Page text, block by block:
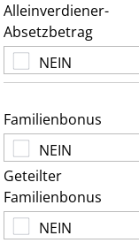
Alleinverdiener-
Absetzbetrag
Familienbonus
Geteilter
Familienbonus